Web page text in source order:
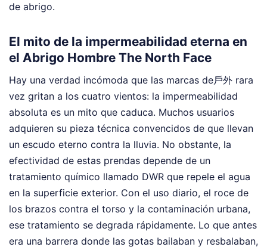
de abrigo.
El mito de la impermeabilidad eterna en
el Abrigo Hombre The North Face
Hay una verdad incómoda que las marcas de戶外 rara
vez gritan a los cuatro vientos: la impermeabilidad
absoluta es un mito que caduca. Muchos usuarios
adquieren su pieza técnica convencidos de que llevan
un escudo eterno contra la lluvia. No obstante, la
efectividad de estas prendas depende de un
tratamiento químico llamado DWR que repele el agua
en la superficie exterior. Con el uso diario, el roce de
los brazos contra el torso y la contaminación urbana,
ese tratamiento se degrada rápidamente. Lo que antes
era una barrera donde las gotas bailaban y resbalaban,